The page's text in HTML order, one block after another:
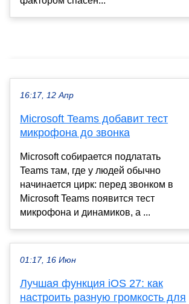
16:17, 12 Апр
Microsoft Teams добавит тест
микрофона до звонка
Microsoft собирается подлатать
Teams там, где у людей обычно
начинается цирк: перед звонком в
Microsoft Teams появится тест
микрофона и динамиков, а ...
01:17, 16 Июн
Лучшая функция iOS 27: как
настроить разную громкость для